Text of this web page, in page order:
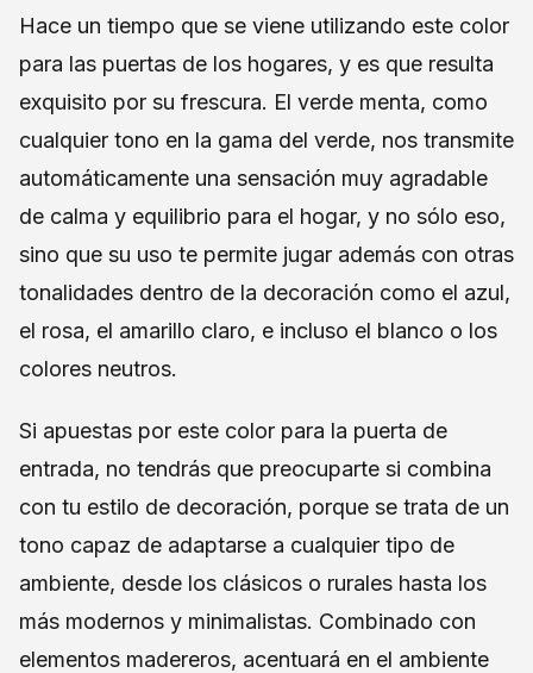
Hace un tiempo que se viene utilizando este color
para las puertas de los hogares, y es que resulta
exquisito por su frescura. El verde menta, como
cualquier tono en la gama del verde, nos transmite
automáticamente una sensación muy agradable
de calma y equilibrio para el hogar, y no sólo eso,
sino que su uso te permite jugar además con otras
tonalidades dentro de la decoración como el azul,
el rosa, el amarillo claro, e incluso el blanco o los
colores neutros.
Si apuestas por este color para la puerta de
entrada, no tendrás que preocuparte si combina
con tu estilo de decoración, porque se trata de un
tono capaz de adaptarse a cualquier tipo de
ambiente, desde los clásicos o rurales hasta los
más modernos y minimalistas. Combinado con
elementos madereros, acentuará en el ambiente